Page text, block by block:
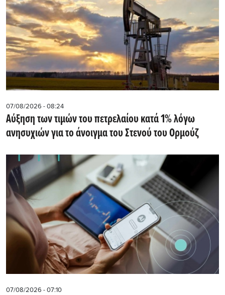
07/08/2026 - 08:24
Αύξηση των τιμών του πετρελαίου κατά 1% λόγω
ανησυχιών για το άνοιγμα του Στενού του Ορμούζ
07/08/2026 - 07:10